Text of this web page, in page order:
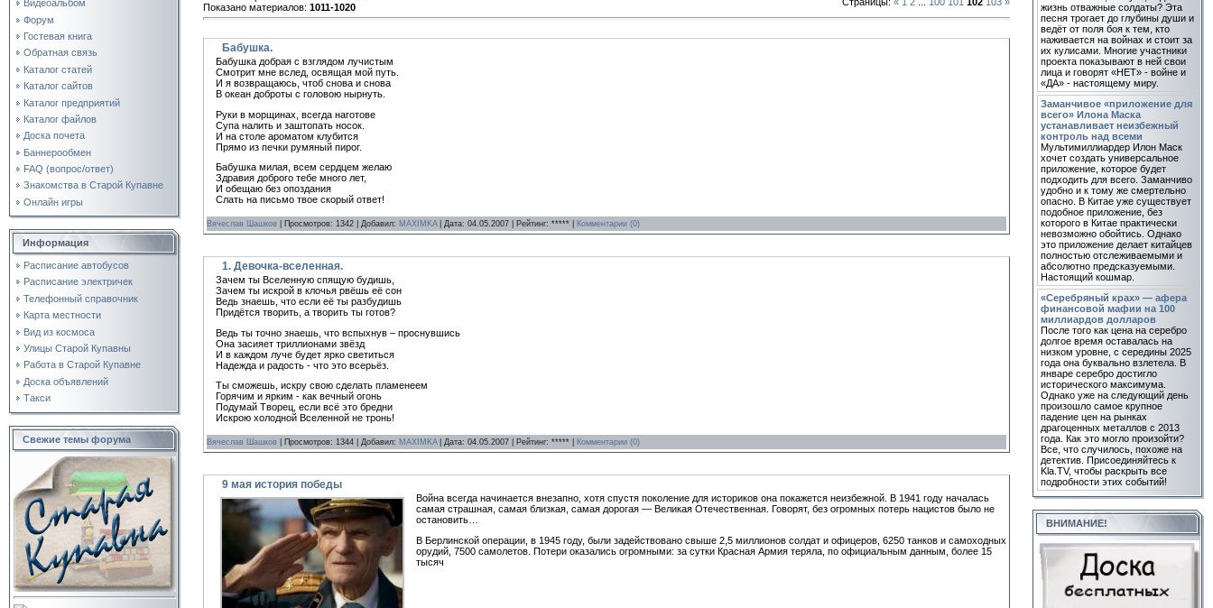
Видеоальбом
Форум
Гостевая книга
Обратная связь
Каталог статей
Каталог сайтов
Каталог предприятий
Каталог файлов
Доска почета
Баннерообмен
FAQ (вопрос/ответ)
Знакомства в Старой Купавне
Онлайн игры
Информация
Расписание автобусов
Расписание электричек
Телефонный справочник
Карта местности
Вид из космоса
Улицы Старой Купавны
Работа в Старой Купавне
Доска объявлений
Такси
Свежие темы форума
Показано материалов: 1011-1020
Бабушка.
Бабушка добрая с взглядом лучистым
Смотрит мне вслед, освящая мой путь.
И я возвращаюсь, чтоб снова и снова
В океан доброты с головою нырнуть.
Руки в морщинах, всегда наготове
Супа налить и заштопать носок.
И на столе ароматом клубится
Прямо из печки румяный пирог.
Бабушка милая, всем сердцем желаю
Здравия доброго тебе много лет,
И обещаю без опоздания
Слать на письмо твое скорый ответ!
Вячеслав Шашков | Просмотров: 1342 | Добавил: MAXIMKA| Дата: 04.05.2007 | Рейтинг: ***** | Комментарии (0)
1. Девочка-вселенная.
Зачем ты Вселенную спящую будишь,
Зачем ты искрой в клочья рвёшь её сон
Ведь знаешь, что если её ты разбудишь
Придётся творить, а творить ты готов?
Ведь ты точно знаешь, что вспыхнув – проснувшись
Она засияет триллионами звёзд
И в каждом луче будет ярко светиться
Надежда и радость - что это всерьёз.
Ты сможешь, искру свою сделать пламенеем
Горячим и ярким - как вечный огонь
Подумай Творец, если всё это бредни
Искрою холодной Вселенной не тронь!
Вячеслав Шашков | Просмотров: 1344 | Добавил: MAXIMKA| Дата: 04.05.2007 | Рейтинг: ***** | Комментарии (0)
9 мая история победы
Война всегда начинается внезапно, хотя спустя поколение для историков она покажется неизбежной. В 1941 году началась
самая страшная, самая близкая, самая дорогая — Великая Отечественная. Говорят, без огромных потерь нацистов было не
остановить…
В Берлинской операции, в 1945 году, были задействовано свыше 2,5 миллионов солдат и офицеров, 6250 танков и самоходных
орудий, 7500 самолетов. Потери оказались огромными: за сутки Красная Армия теряла, по официальным данным, более 15
тысяч
жизнь отважные солдаты? Эта
песня трогает до глубины души и
ведёт от поля боя к тем, кто
наживается на войнах и стоит за
их кулисами. Многие участники
проекта показывают в ней свои
лица и говорят «НЕТ» - войне и
«ДА» - настоящему миру.
Заманчивое «приложение для
всего» Илона Маска
устанавливает неизбежный
контроль над всеми
Мультимиллиардер Илон Маск
хочет создать универсальное
приложение, которое будет
подходить для всего. Заманчиво
удобно и к тому же смертельно
опасно. В Китае уже существует
подобное приложение, без
которого в Китае практически
невозможно обойтись. Однако
это приложение делает китайцев
полностью отслеживаемыми и
абсолютно предсказуемыми.
Настоящий кошмар.
«Серебряный крах» — афера
финансовой мафии на 100
миллиардов долларов
После того как цена на серебро
долгое время оставалась на
низком уровне, с середины 2025
года она буквально взлетела. В
январе серебро достигло
исторического максимума.
Однако уже на следующий день
произошло самое крупное
падение цен на рынках
драгоценных металлов с 2013
года. Как это могло произойти?
Все, что случилось, похоже на
детектив. Присоединяйтесь к
Kla.TV, чтобы раскрыть все
подробности этих событий!
ВНИМАНИЕ!